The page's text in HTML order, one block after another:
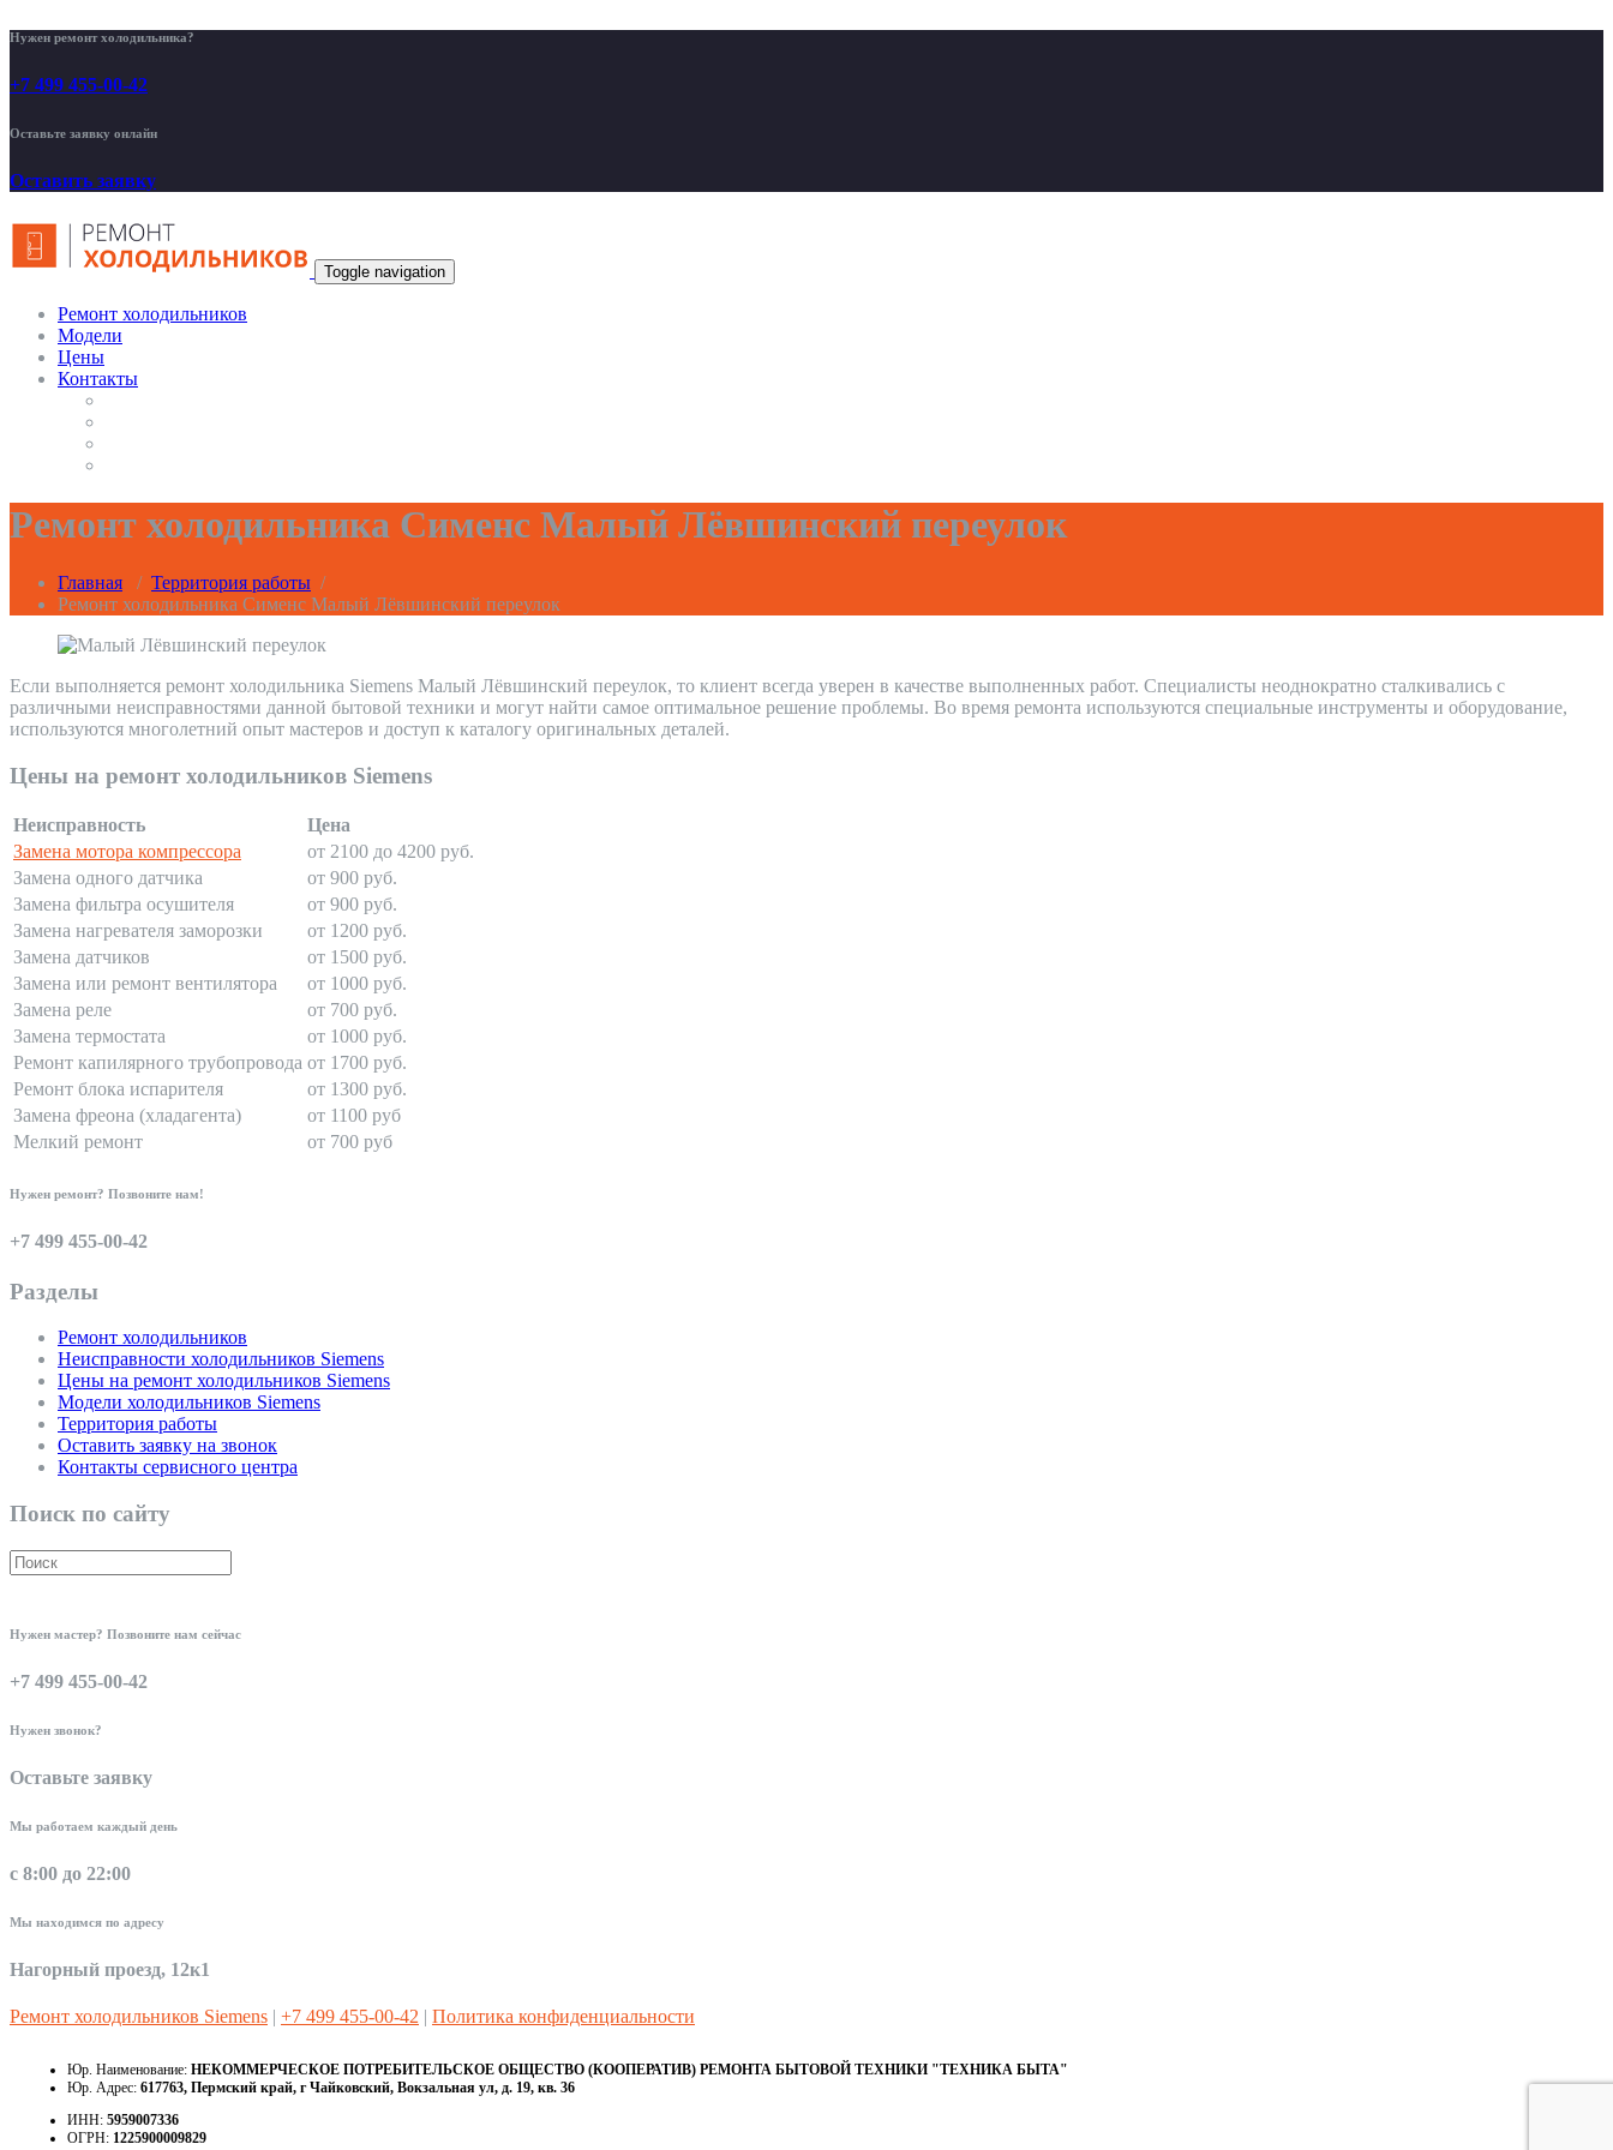
Нужен ремонт холодильника?
+7 499 455-00-42
Оставьте заявку онлайн
Оставить заявку
Toggle navigation
Ремонт холодильников
Модели
Цены
Контакты
Ремонт холодильника Сименс Малый Лёвшинский переулок
Главная / Территория работы /
Ремонт холодильника Сименс Малый Лёвшинский переулок
Если выполняется ремонт холодильника Siemens Малый Лёвшинский переулок, то клиент всегда уверен в качестве выполненных работ. Специалисты неоднократно сталкивались с
различными неисправностями данной бытовой техники и могут найти самое оптимальное решение проблемы. Во время ремонта используются специальные инструменты и оборудование,
используются многолетний опыт мастеров и доступ к каталогу оригинальных деталей.
Цены на ремонт холодильников Siemens
Неисправность
Цена
Замена мотора компрессора
от 2100 до 4200 руб.
Замена одного датчика
от 900 руб.
Замена фильтра осушителя
от 900 руб.
Замена нагревателя заморозки
от 1200 руб.
Замена датчиков
от 1500 руб.
Замена или ремонт вентилятора
от 1000 руб.
Замена реле
от 700 руб.
Замена термостата
от 1000 руб.
Ремонт капилярного трубопровода от 1700 руб.
Ремонт блока испарителя
от 1300 руб.
Замена фреона (хладагента)
от 1100 руб
Мелкий ремонт
от 700 руб
Нужен ремонт? Позвоните нам!
+7 499 455-00-42
Разделы
Ремонт холодильников
Неисправности холодильников Siemens
Цены на ремонт холодильников Siemens
Модели холодильников Siemens
Территория работы
Оставить заявку на звонок
Контакты сервисного центра
Поиск по сайту
Нужен мастер? Позвоните нам сейчас
+7 499 455-00-42
Нужен звонок?
Оставьте заявку
Мы работаем каждый день
с 8:00 до 22:00
Мы находимся по адресу
Нагорный проезд, 12к1
Ремонт холодильников Siemens | +7 499 455-00-42 | Политика конфиденциальности
Юр. Наименование: НЕКОММЕРЧЕСКОЕ ПОТРЕБИТЕЛЬСКОЕ ОБЩЕСТВО (КООПЕРАТИВ) РЕМОНТА БЫТОВОЙ ТЕХНИКИ "ТЕХНИКА БЫТА"
Юр. Адрес: 617763, Пермский край, г Чайковский, Вокзальная ул, д. 19, кв. 36
ИНН: 5959007336
ОГРН: 1225900009829